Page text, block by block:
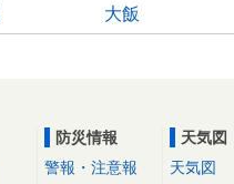
大飯
防災情報
警報・注意報
天気図
天気図